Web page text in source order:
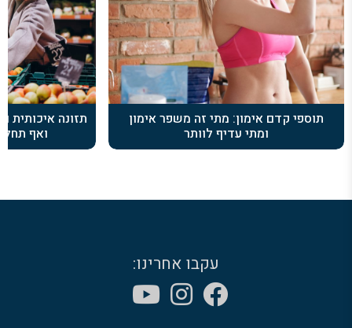
תוספי קדם אימון: מתי זה משפר אימון
ומתי עדיף לוותר
תזונה איכותית
ואף
עקבו אחרינו: